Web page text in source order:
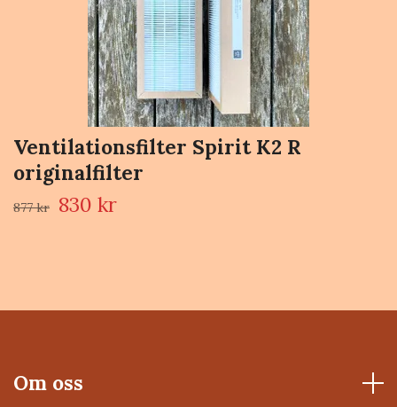
Ventilationsfilter Spirit K2 R
originalfilter
877 kr 830 kr
Om oss